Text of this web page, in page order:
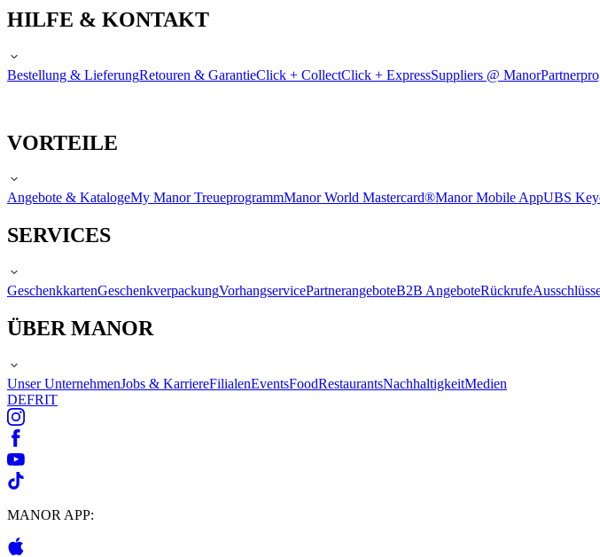
HILFE & KONTAKT
Bestellung & LieferungRetouren & GarantieClick + CollectClick + ExpressSuppliers @ Manor
VORTEILE
Angebote & KatalogeMy Manor TreueprogrammManor World Mastercard®Manor Mobile AppUBS
SERVICES
GeschenkkartenGeschenkverpackungVorhangservicePartnerangeboteB2B AngeboteRückrufe
ÜBER MANOR
Unser UnternehmenJobs & KarriereFilialenEventsFoodRestaurantsNachhaltigkeitMedien
DEFRIT
MANOR APP: